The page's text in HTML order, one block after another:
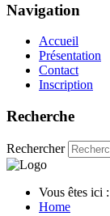
Navigation
Accueil
Présentation
Contact
Inscription
Recherche
Rechercher
Vous êtes ici :
Home